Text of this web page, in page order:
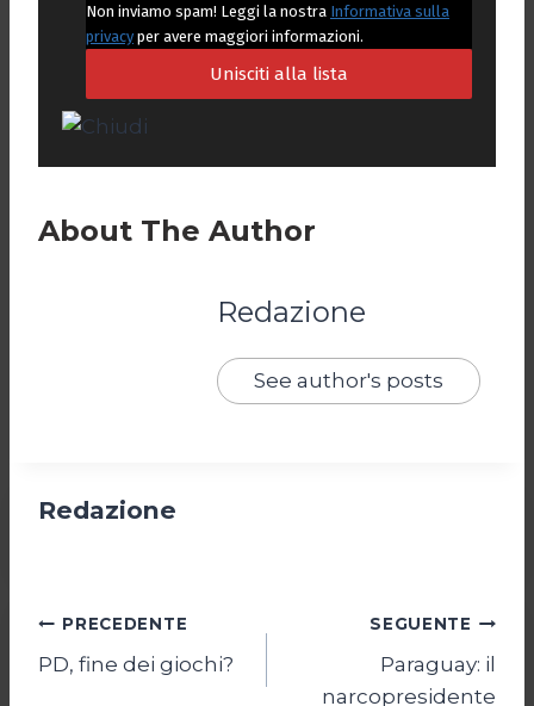
Non inviamo spam! Leggi la nostra Informativa sulla
privacy per avere maggiori informazioni.
About The Author
Redazione
See author's posts
Redazione
Navigazione
articoli
PRECEDENTE
PD, fine dei giochi?
SEGUENTE
Paraguay: il
narcopresidente